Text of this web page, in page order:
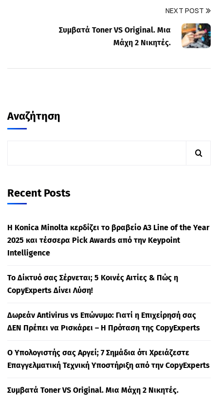
NEXT POST
Συμβατά Toner VS Original. Μια
Μάχη 2 Νικητές.
Αναζήτηση
Recent Posts
Η Konica Minolta κερδίζει το βραβείο A3 Line of the Year
2025 και τέσσερα Pick Awards από την Keypoint
Intelligence
Το Δίκτυό σας Σέρνεται; 5 Κοινές Αιτίες & Πώς η
CopyExperts Δίνει Λύση!
Δωρεάν Antivirus vs Επώνυμο: Γιατί η Επιχείρησή σας
ΔΕΝ Πρέπει να Ρισκάρει – Η Πρόταση της CopyExperts
Ο Υπολογιστής σας Αργεί; 7 Σημάδια ότι Χρειάζεστε
Επαγγελματική Τεχνική Υποστήριξη από την CopyExperts
Συμβατά Toner VS Original. Μια Μάχη 2 Νικητές.